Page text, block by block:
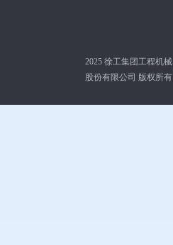
2025 徐工集团工程机械
股份有限公司 版权所有